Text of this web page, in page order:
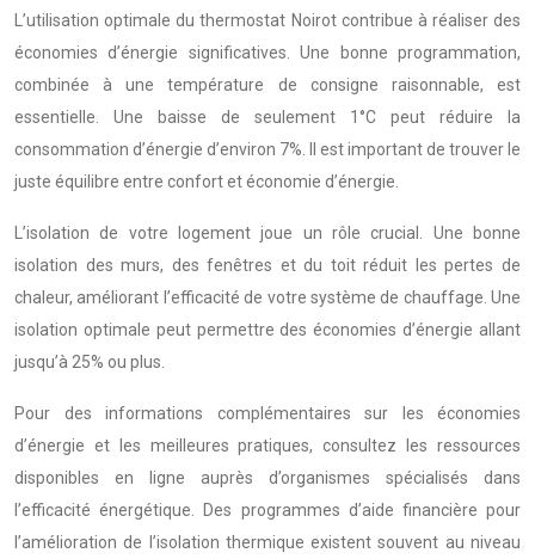
L’utilisation optimale du thermostat Noirot contribue à réaliser des
économies d’énergie significatives. Une bonne programmation,
combinée à une température de consigne raisonnable, est
essentielle. Une baisse de seulement 1°C peut réduire la
consommation d’énergie d’environ 7%. Il est important de trouver le
juste équilibre entre confort et économie d’énergie.
L’isolation de votre logement joue un rôle crucial. Une bonne
isolation des murs, des fenêtres et du toit réduit les pertes de
chaleur, améliorant l’efficacité de votre système de chauffage. Une
isolation optimale peut permettre des économies d’énergie allant
jusqu’à 25% ou plus.
Pour des informations complémentaires sur les économies
d’énergie et les meilleures pratiques, consultez les ressources
disponibles en ligne auprès d’organismes spécialisés dans
l’efficacité énergétique. Des programmes d’aide financière pour
l’amélioration de l’isolation thermique existent souvent au niveau